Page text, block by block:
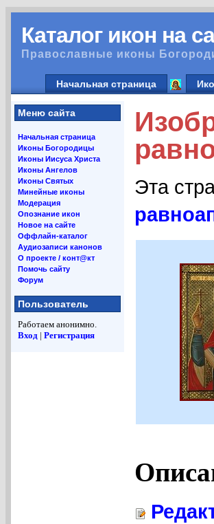
Каталог икон на
Православные иконы
Начальная страница
Меню сайта
Начальная страница
Иконы Богородицы
Иконы Иисуса Христа
Иконы Ангелов
Иконы Святых
Минейные иконы
Модерация
Опознание икон
Новое на сайте
Оффлайн-каталог
Аудиозаписи канонов
О проекте / конт@кт
Помочь сайту
Форум
Пользователь
Работаем анонимно.
Вход | Регистрация
Эта